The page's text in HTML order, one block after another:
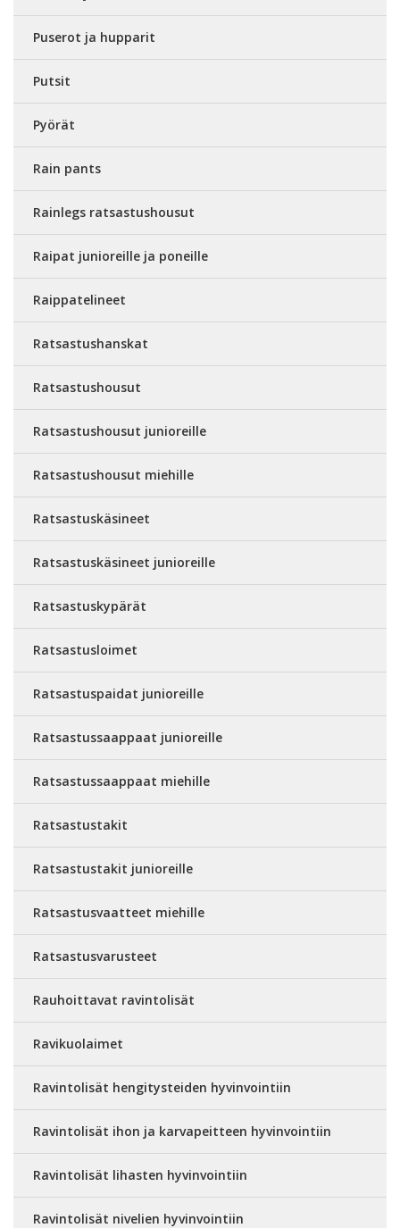
Puserot ja hupparit
Putsit
Pyörät
Rain pants
Rainlegs ratsastushousut
Raipat junioreille ja poneille
Raippatelineet
Ratsastushanskat
Ratsastushousut
Ratsastushousut junioreille
Ratsastushousut miehille
Ratsastuskäsineet
Ratsastuskäsineet junioreille
Ratsastuskypärät
Ratsastusloimet
Ratsastuspaidat junioreille
Ratsastussaappaat junioreille
Ratsastussaappaat miehille
Ratsastustakit
Ratsastustakit junioreille
Ratsastusvaatteet miehille
Ratsastusvarusteet
Rauhoittavat ravintolisät
Ravikuolaimet
Ravintolisät hengitysteiden hyvinvointiin
Ravintolisät ihon ja karvapeitteen hyvinvointiin
Ravintolisät lihasten hyvinvointiin
Ravintolisät nivelien hyvinvointiin